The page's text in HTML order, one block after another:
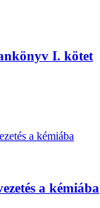
I. kötet
a kémiába